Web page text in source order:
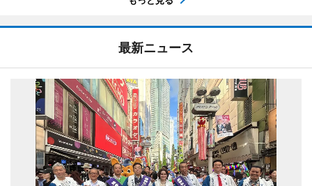
最新ニュース